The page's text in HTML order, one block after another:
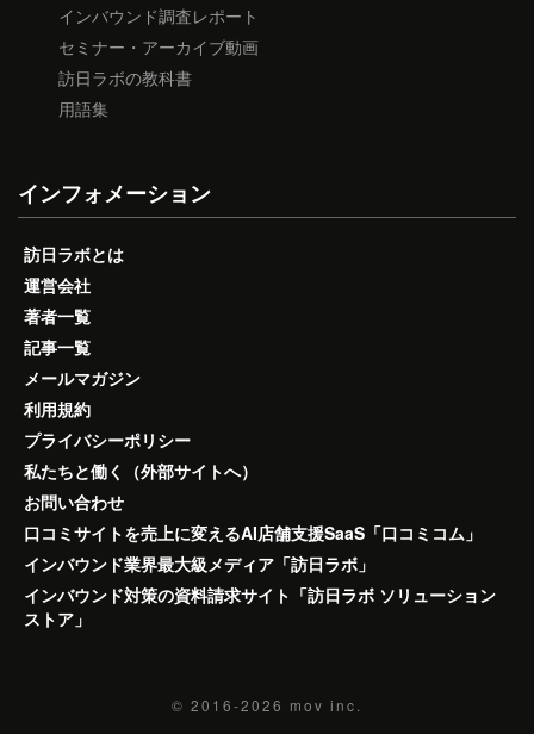
インバウンド調査レポート
セミナー・アーカイブ動画
訪日ラボの教科書
用語集
インフォメーション
訪日ラボとは
運営会社
著者一覧
記事一覧
メールマガジン
利用規約
プライバシーポリシー
私たちと働く（外部サイトへ）
お問い合わせ
口コミサイトを売上に変えるAI店舗支援SaaS「口コミコム」
インバウンド業界最大級メディア「訪日ラボ」
インバウンド対策の資料請求サイト「訪日ラボ ソリューション
ストア」
© 2016-2026 mov inc.